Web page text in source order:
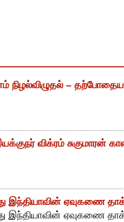
நிழல்விழுதல் – தற்போதைய
விக்ரம் சுகுமாரன்
இந்தியாவின் ஏவுகணை
இந்தியாவின் ஏவுகணை